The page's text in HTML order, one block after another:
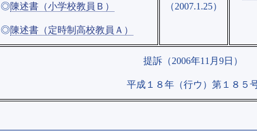
◎陳述書（小学校教員Ｂ）
◎陳述書（定時制高校教員Ａ）
（2007.1.25）
提訴（2006年11月9日）
平成１８年（行ウ）第１８５